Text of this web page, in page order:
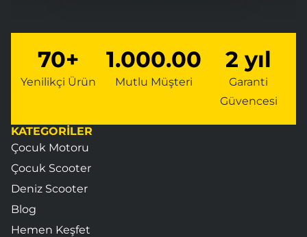
70+
Yenilikçi Ürün
1.000.000+
Mutlu Müşteri
2 yıl
Garanti
Güvencesi
KATEGORİLER
Çocuk Motoru
Çocuk Scooter
Deniz Scooter
Blog
Hemen Keşfet